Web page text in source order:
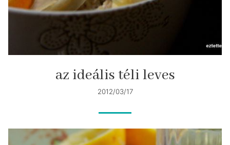
az ideális téli leves
2012/03/17